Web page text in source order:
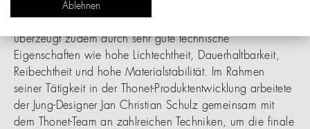
wohnlichen Szenarien noch besser beantworten. Das
überzeugt zudem durch sehr gute technische
Eigenschaften wie hohe Lichtechtheit, Dauerhaltbarkeit,
Reibechtheit und hohe Materialstabilität. Im Rahmen
seiner Tätigkeit in der Thonet-Produktentwicklung arbeitete
der Jung-Designer Jan Christian Schulz gemeinsam mit
dem Thonet-Team an zahlreichen Techniken, um die finale
Ablehnen